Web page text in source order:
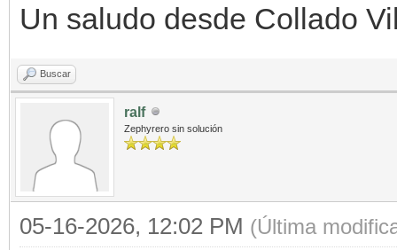
Un saludo desde Collado
Buscar
ralf
Zephyrero sin solución
05-16-2026, 12:02 PM (Última